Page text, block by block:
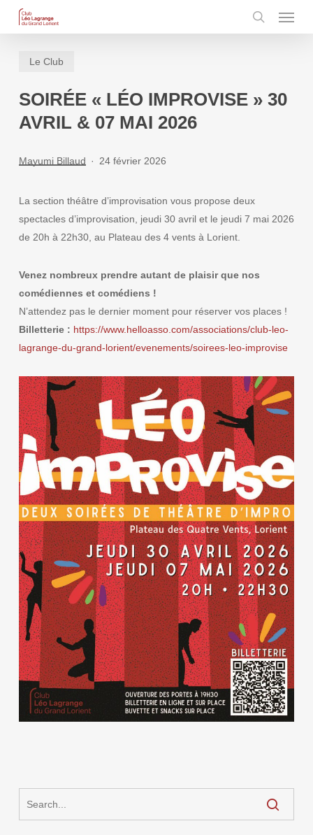
content
search
Menu
Le Club
SOIRÉE « LÉO IMPROVISE » 30
AVRIL & 07 MAI 2026
Mayumi Billaud 24 février 2026
La section théâtre d’improvisation vous propose deux
spectacles d’improvisation, jeudi 30 avril et le jeudi 7 mai 2026
de 20h à 22h30, au Plateau des 4 vents à Lorient.
Venez nombreux prendre autant de plaisir que nos
comédiennes et comédiens !
N’attendez pas le dernier moment pour réserver vos places !
Billetterie : https://www.helloasso.com/associations/club-leo-
lagrange-du-grand-lorient/evenements/soirees-leo-improvise